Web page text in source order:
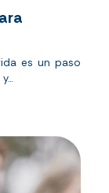
es un paso